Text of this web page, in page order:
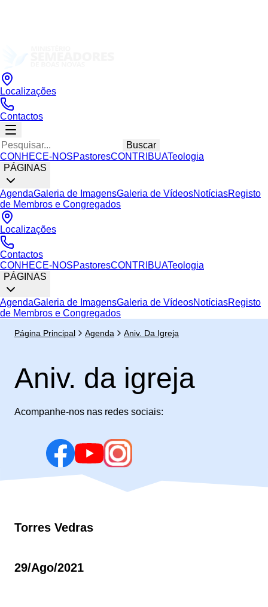
Localizações
Contactos
Buscar
CONHECE-NOSPastoresCONTRIBUATeologia
PÁGINAS
AgendaGaleria de ImagensGaleria de VídeosNotíciasRegisto
de Membros e Congregados
Localizações
Contactos
CONHECE-NOSPastoresCONTRIBUATeologia
PÁGINAS
AgendaGaleria de ImagensGaleria de VídeosNotíciasRegisto
de Membros e Congregados
Página Principal Agenda Aniv. Da Igreja
Aniv. da igreja
Acompanhe-nos nas redes sociais:
Torres Vedras
29/ago/2021